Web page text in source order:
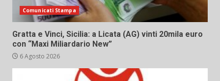
Comunicati Stampa
Gratta e Vinci, Sicilia: a Licata (AG) vinti 20mila euro
con “Maxi Miliardario New”
6 Agosto 2026